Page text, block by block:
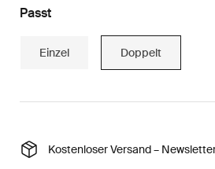
Passt
Einzel Doppelt
Kostenloser Versand –